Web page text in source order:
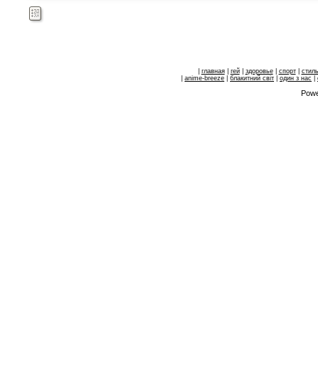
главная| гей| здоровье| спорт| стиль
anime-breeze блакитний свiт один з нас